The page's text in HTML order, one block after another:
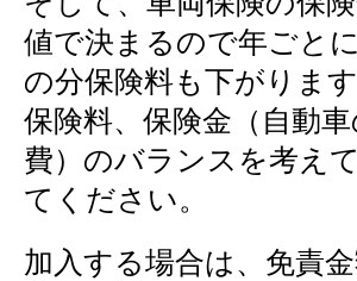
値で決まるので年ごと
の分保険料も下がります
保険料、保険金（自動
費）のバランスを考え
てください。
加入する場合は、免責